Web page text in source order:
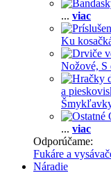
... viac
Ku
Nožové, S
a
... viac
Odporúčame:
Fukáre a
Náradie